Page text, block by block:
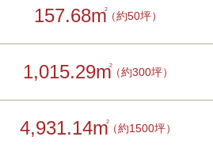
157.68m2
（約50坪）
1,015.29m2
（約300坪）
4,931.14m2
（約1500坪）